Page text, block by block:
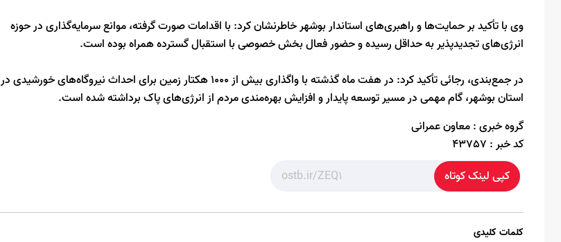
وی با تأکید بر حمایت‌ها و راهبری‌های استاندار بوشهر خاطرنشان کرد: با اقدامات صورت گرفته، موانع سرمایه‌گذاری در حوزه
انرژی‌های تجدیدپذیر به حداقل رسیده و حضور فعال بخش خصوصی با استقبال گسترده همراه بوده است.
در جمع‌بندی، رجائی تأکید کرد: در هفت ماه گذشته با واگذاری بیش از ۱۰۰۰ هکتار زمین برای احداث نیروگاه‌های خورشیدی در
استان بوشهر، گام مهمی در مسیر توسعه پایدار و افزایش بهره‌مندی مردم از انرژی‌های پاک برداشته شده است.
گروه خبری :معاون عمرانی
کد خبر : 43757
کپی لینک کوتاه
کلمات کلیدی